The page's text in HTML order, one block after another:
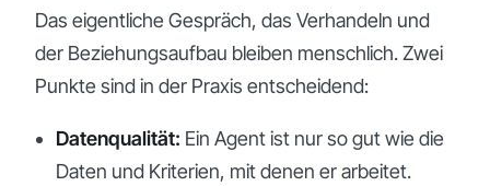
Das eigentliche Gespräch, das Verhandeln und
der Beziehungsaufbau bleiben menschlich. Zwei
Punkte sind in der Praxis entscheidend:
Datenqualität: Ein Agent ist nur so gut wie die
Daten und Kriterien, mit denen er arbeitet.